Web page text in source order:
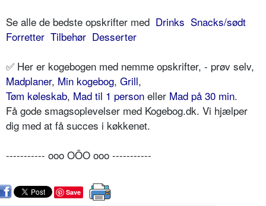
Se alle de bedste opskrifter med Drinks Snacks/sødt
Forretter Tilbehør Desserter
✅ Her er kogebogen med nemme opskrifter, - prøv selv,
Madplaner, Min kogebog, Grill,
Tøm køleskab, Mad til 1 person eller Mad på 30 min.
Få gode smagsoplevelser med Kogebog.dk. Vi hjælper
dig med at få succes i køkkenet.
----------- ooo OÔO ooo -----------
Save